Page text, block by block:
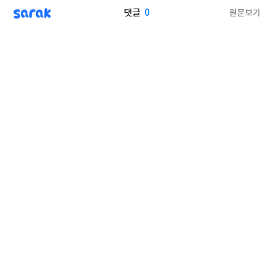
sarak 댓글 0 원문보기